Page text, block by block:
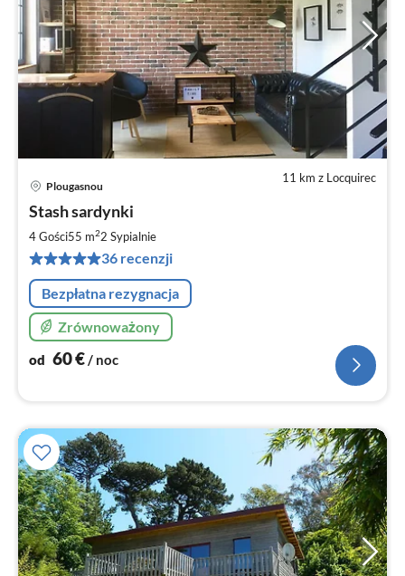
11 km z Locquirec
Plougasnou
Stash sardynki
4 Gości55 m22 Sypialnie
36 recenzji
Bezpłatna rezygnacja
Zrównoważony
od 60€/ noc